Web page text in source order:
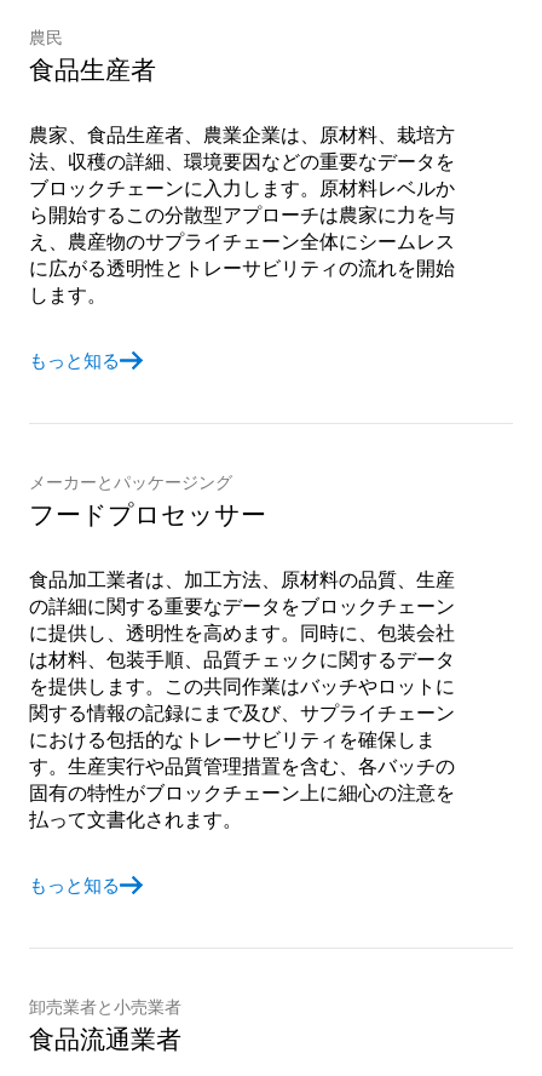
農民
食品生産者
農家、食品生産者、農業企業は、原材料、栽培方
法、収穫の詳細、環境要因などの重要なデータを
ブロックチェーンに入力します。原材料レベルか
ら開始するこの分散型アプローチは農家に力を与
え、農産物のサプライチェーン全体にシームレス
に広がる透明性とトレーサビリティの流れを開始
します。
もっと知る
メーカーとパッケージング
フードプロセッサー
食品加工業者は、加工方法、原材料の品質、生産
の詳細に関する重要なデータをブロックチェーン
に提供し、透明性を高めます。同時に、包装会社
は材料、包装手順、品質チェックに関するデータ
を提供します。この共同作業はバッチやロットに
関する情報の記録にまで及び、サプライチェーン
における包括的なトレーサビリティを確保しま
す。生産実行や品質管理措置を含む、各バッチの
固有の特性がブロックチェーン上に細心の注意を
払って文書化されます。
もっと知る
卸売業者と小売業者
食品流通業者